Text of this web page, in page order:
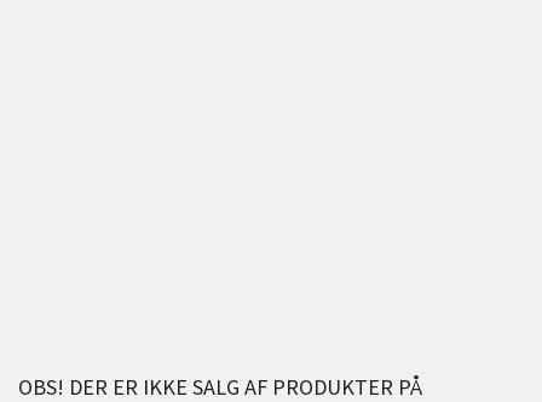
OBS! DER ER IKKE SALG AF PRODUKTER PÅ